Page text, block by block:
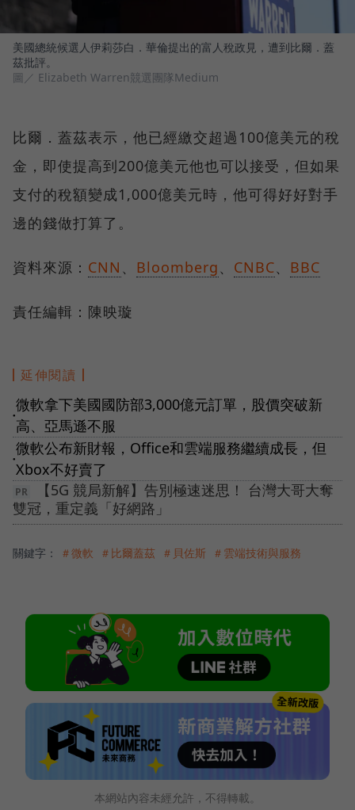
美國總統候選人伊莉莎白．華倫提出的富人稅政見，遭到比爾．蓋
茲批評。
圖／ Elizabeth Warren競選團隊Medium
比爾．蓋茲表示，他已經繳交超過100億美元的稅
金，即使提高到200億美元他也可以接受，但如果
支付的稅額變成1,000億美元時，他可得好好對手
邊的錢做打算了。
資料來源： CNN 、 Bloomberg、 CNBC、 BBC
責任編輯：陳映璇
延伸閱讀
●
微軟拿下美國國防部3,000億元訂單，股價突破新
高、亞馬遜不服
●
微軟公布新財報，Office和雲端服務繼續成長，但
Xbox不好賣了
【5G 競局新解】告別極速迷思！ 台灣大哥大奪
雙冠，重定義「好網路」
關鍵字： ＃微軟 ＃比爾蓋茲 ＃貝佐斯 ＃雲端技術與服務
本網站內容未經允許，不得轉載。